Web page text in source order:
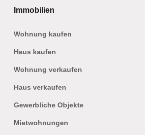
Immobilien
Wohnung kaufen
Haus kaufen
Wohnung verkaufen
Haus verkaufen
Gewerbliche Objekte
Mietwohnungen